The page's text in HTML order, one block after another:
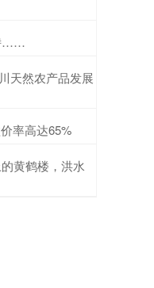
……
天然农产品发展
率高达65%
黄鹤楼，洪水